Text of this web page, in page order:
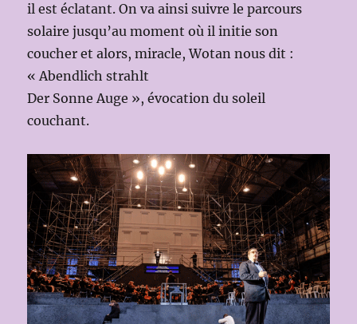
il est éclatant. On va ainsi suivre le parcours
solaire jusqu’au moment où il initie son
coucher et alors, miracle, Wotan nous dit :
« Abendlich strahlt
Der Sonne Auge », évocation du soleil
couchant.